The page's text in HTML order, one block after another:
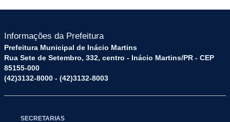
Informações da Prefeitura
Prefeitura Municipal de Inácio Martins
Rua Sete de Setembro, 332, centro - Inácio Martins/PR - CEP
85155-000
(42)3132-8000 - (42)3132-8003
SECRETARIAS